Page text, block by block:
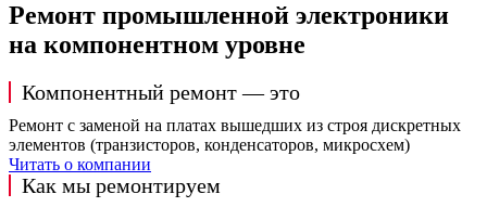
Ремонт промышленной электроники
на компонентном уровне
Компонентный ремонт — это
Ремонт с заменой на платах вышедших из строя дискретных
элементов (транзисторов, конденсаторов, микросхем)
Читать о компании
Как мы ремонтируем